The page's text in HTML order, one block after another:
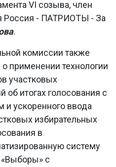
VI созыва, член
Россия - ПАТРИОТЫ - За
.
комиссии также
применении технологии
участковых
об итогах голосования с
ускоренного ввода
избирательных
в
систему
с